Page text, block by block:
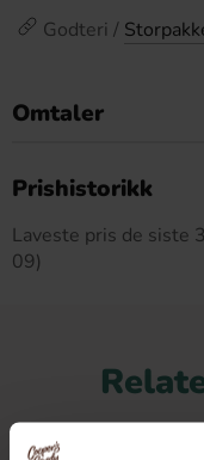
Godteri /
Omtaler
Prishistorikk
Laveste pris de siste
09)